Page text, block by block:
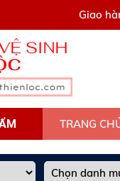
Giao
TRANG